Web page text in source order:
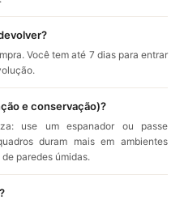
Você tem até 7 dias para entrar
e conservação)?
use um espanador ou passe
duram mais em ambientes
paredes úmidas.